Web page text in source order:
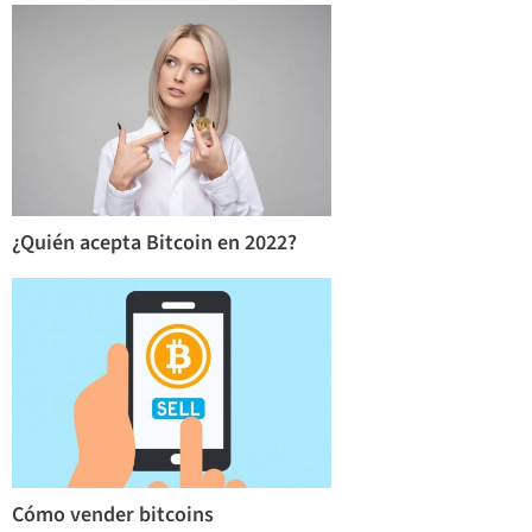
¿Quién acepta Bitcoin en 2022?
Cómo vender bitcoins